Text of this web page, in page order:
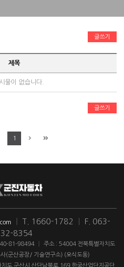
글쓰기
제목
물이 없습니다.
글쓰기
1
T. 1660-1782
F. 063-
8354
81-98494
주소 : 54004 전북특별자치도
(군산공장/ 기술연구소) (오식도동)
도 군산시 산단남북로 169 한국산업단지공단